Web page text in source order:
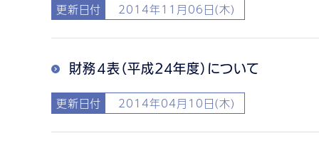
更新日付 2014年11月06日(木)
財務４表（平成24年度）について
更新日付 2014年04月10日(木)